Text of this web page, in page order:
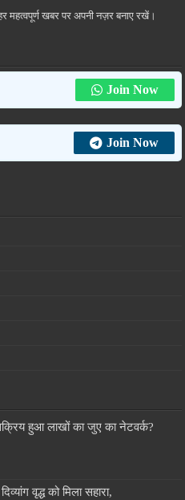
खबर पर अपनी नज़र बनाए रखें।
Join Now
Join Now
हुआ लाखों का जुए का नेटवर्क?
वृद्ध को मिला सहारा,